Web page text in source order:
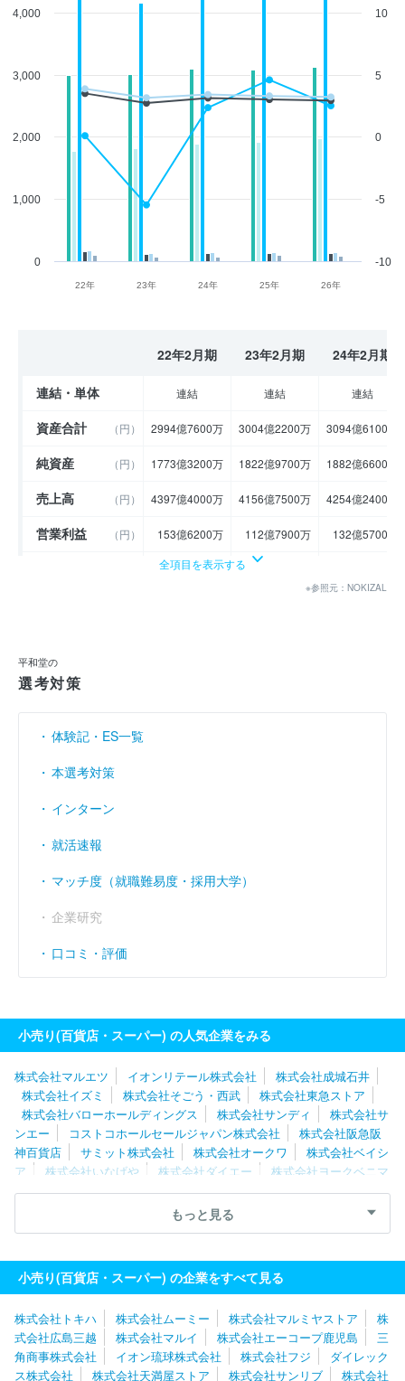
22年 23年 24年 25年 26年
0
1,000
2,000
3,000
4,000
-10
-5
0
5
10
22年2月期 23年2月期 24年2月期
連結・単体 連結 連結 連結
資産合計 （円） 2994億7600万 3004億2200万 3094億6100万
純資産 （円） 1773億3200万 1822億9700万 1882億6600万
売上高 （円） 4397億4000万 4156億7500万 4254億2400万
営業利益 （円） 153億6200万 112億7900万 132億5700万
169億5200万
売上伸び率
営業利益率 （％） 3.49 2.71 3.12
経常利益率 （％）
全項目を表示する
※参照元：NOKIZAL
平和堂の
選考対策
体験記・ES一覧
本選考対策
インターン
就活速報
マッチ度（就職難易度・採用大学）
企業研究
口コミ・評価
小売り(百貨店・スーパー) の人気企業をみる
株式会社マルエツ イオンリテール株式会社
株式会社成城石井
株式会社イズミ
株式会社そごう・西武
株式会社東急ストア
株式会社バローホールディングス
株式会社サンディ
株式会社サ
ンエー
コストコホールセールジャパン株式会社
株式会社阪急阪
神百貨店
サミット株式会社 株式会社オークワ
株式会社ベイシ
ア
株式会社いなげや 株式会社ダイエー
株式会社ヨークベニマ
ル
株式会社イトーヨーカ堂 株式会社天満屋
イオン東北株式会
日本空港ビルデング株式会社 株式会社ヨーク
株式会社カス
ミ
株式会社ドン・キホーテ
もっと見る
小売り(百貨店・スーパー) の企業をすべて見る
株式会社トキハ 株式会社ムーミー 株式会社マルミヤストア
株
式会社広島三越
株式会社マルイ 株式会社エーコープ鹿児島
三
角商事株式会社
イオン琉球株式会社 株式会社フジ
ダイレック
ス株式会社
株式会社天満屋ストア 株式会社サンリブ 株式会社